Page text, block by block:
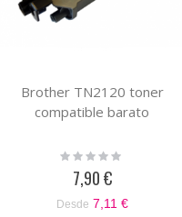
Brother TN2120 toner
compatible barato
Rating:
7,90 €
Desde 7,11 €